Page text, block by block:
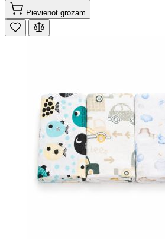
Pievienot grozam